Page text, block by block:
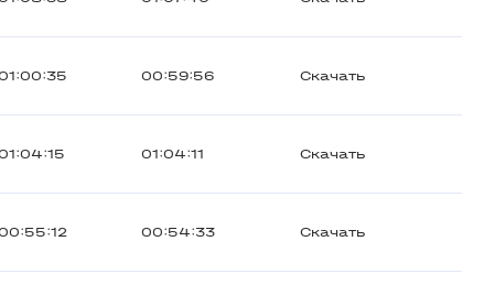
00:59:56 Скачать
01:04:11 Скачать
00:54:33 Скачать